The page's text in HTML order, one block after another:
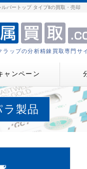
バートップ タイプⅡの買取・売却
ップの分析精錬買取専門サ
ャンペーン
製品